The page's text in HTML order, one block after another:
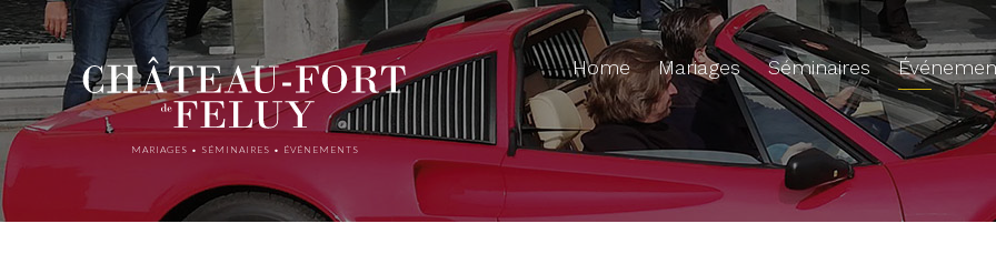
MARIAGES • SÉMINAIRES • ÉVÉNEMENTS
Home Mariages Séminaires